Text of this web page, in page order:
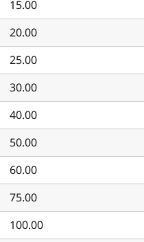
15.00
20.00
25.00
30.00
40.00
50.00
60.00
75.00
100.00